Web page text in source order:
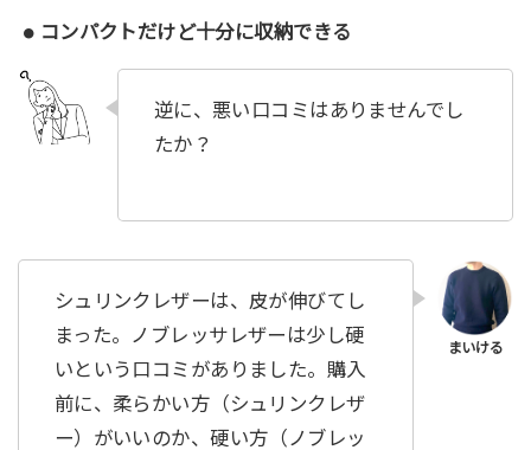
コンパクトだけど十分に収納できる
逆に、悪い口コミはありませんでし
たか？
シュリンクレザーは、皮が伸びてし
まった。ノブレッサレザーは少し硬
いという口コミがありました。購入
前に、柔らかい方（シュリンクレザ
ー）がいいのか、硬い方（ノブレッ